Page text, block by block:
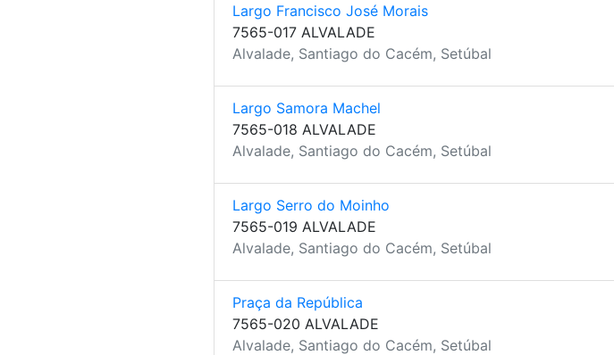
Largo Francisco José Morais
7565-017 ALVALADE
Alvalade, Santiago do Cacém, Setúbal
Largo Samora Machel
7565-018 ALVALADE
Alvalade, Santiago do Cacém, Setúbal
Largo Serro do Moinho
7565-019 ALVALADE
Alvalade, Santiago do Cacém, Setúbal
Praça da República
7565-020 ALVALADE
Alvalade, Santiago do Cacém, Setúbal